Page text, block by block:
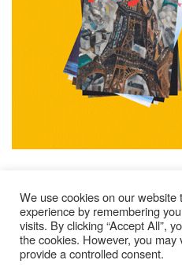
Mentions Légales
Lire Les Anciens N°
S’abonner
We use cookies on our
experience by remembering
visits. By clicking “Accept All”,
the cookies. However, you
provide a controlled consent.